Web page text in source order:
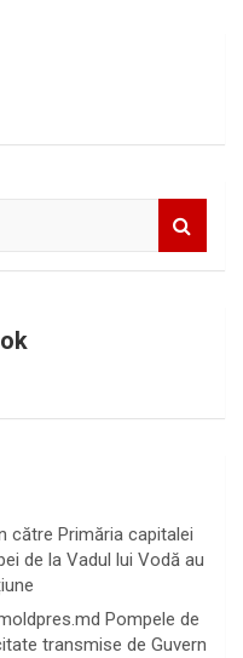
către Primăria capitalei
de la Vadul lui Vodă au
Pompele de
transmise de Guvern